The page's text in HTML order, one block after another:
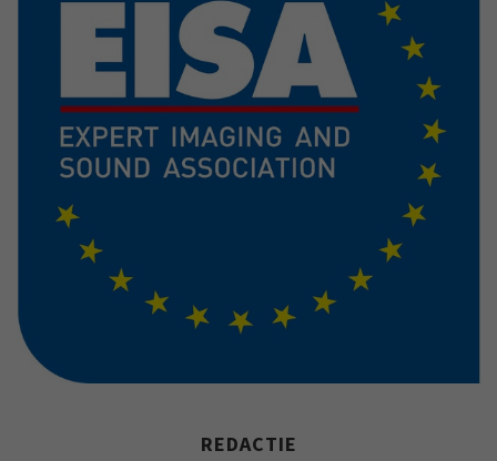
REDACTIE